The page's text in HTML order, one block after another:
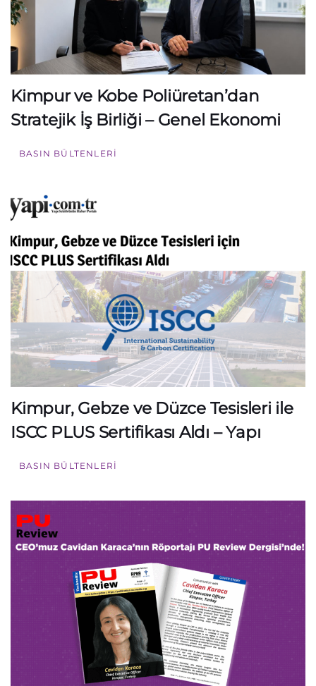
Kimpur ve Kobe Poliüretan’dan
Stratejik İş Birliği – Genel Ekonomi
BASIN BÜLTENLERI
Kimpur, Gebze ve Düzce Tesisleri ile
ISCC PLUS Sertifikası Aldı – Yapı
BASIN BÜLTENLERI